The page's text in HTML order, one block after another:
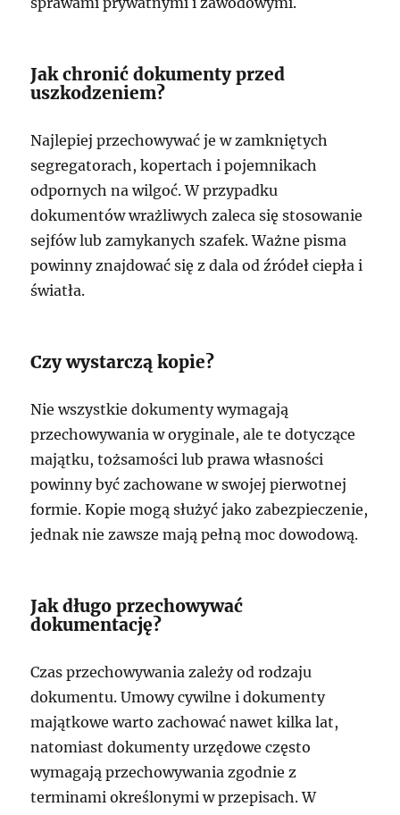
Jak chronić dokumenty przed
uszkodzeniem?
Najlepiej przechowywać je w zamkniętych
segregatorach, kopertach i pojemnikach
odpornych na wilgoć. W przypadku
dokumentów wrażliwych zaleca się stosowanie
sejfów lub zamykanych szafek. Ważne pisma
powinny znajdować się z dala od źródeł ciepła i
światła.
Czy wystarczą kopie?
Nie wszystkie dokumenty wymagają
przechowywania w oryginale, ale te dotyczące
majątku, tożsamości lub prawa własności
powinny być zachowane w swojej pierwotnej
formie. Kopie mogą służyć jako zabezpieczenie,
jednak nie zawsze mają pełną moc dowodową.
Jak długo przechowywać
dokumentację?
Czas przechowywania zależy od rodzaju
dokumentu. Umowy cywilne i dokumenty
majątkowe warto zachować nawet kilka lat,
natomiast dokumenty urzędowe często
wymagają przechowywania zgodnie z
terminami określonymi w przepisach. W